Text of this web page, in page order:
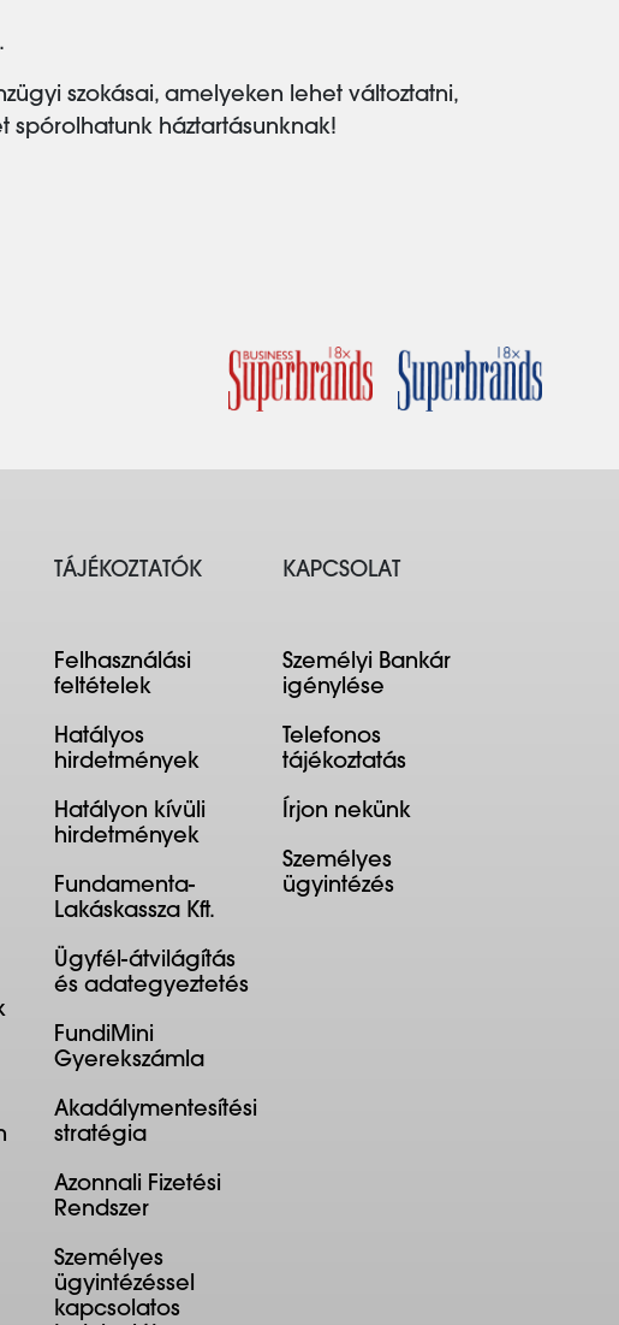
szokásai, amelyeken lehet változtatni,
spórolhatunk háztartásunknak!
TÁJÉKOZTATÓK
Felhasználási
feltételek
Hatályos
hirdetmények
Hatályon kívüli
hirdetmények
Fundamenta-
Lakáskassza Kft.
Ügyfél-átvilágítás
és adategyeztetés
FundiMini
Gyerekszámla
Akadálymentesítési
stratégia
Azonnali Fizetési
Rendszer
Személyes
ügyintézéssel
kapcsolatos
KAPCSOLAT
Személyi Bankár
igénylése
Telefonos
tájékoztatás
Írjon nekünk
Személyes
ügyintézés